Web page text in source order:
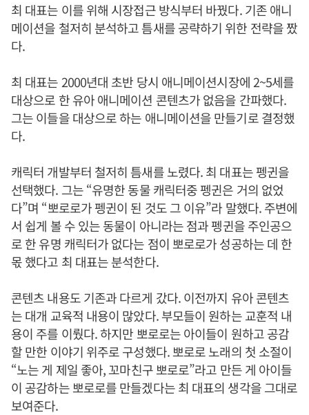
최 대표는 이를 위해 시장접근 방식부터 바꿨다. 기존 애니
메이션을 철저히 분석하고 틈새를 공략하기 위한 전략을 짰
다.
최 대표는 2000년대 초반 당시 애니메이션시장에 2~5세를
대상으로 한 유아 애니메이션 콘텐츠가 없음을 간파했다.
그는 이들을 대상으로 하는 애니메이션을 만들기로 결정했
다.
캐릭터 개발부터 철저히 틈새를 노렸다. 최 대표는 펭귄을
선택했다. 그는 “유명한 동물 캐릭터중 펭귄은 거의 없었
다”며 “뽀로로가 펭귄이 된 것도 그 이유”라 말했다. 주변에
서 쉽게 볼 수 있는 동물이 아니라는 점과 펭귄을 주인공으
로 한 유명 캐릭터가 없다는 점이 뽀로로가 성공하는 데 한
몫 했다고 최 대표는 분석한다.
콘텐츠 내용도 기존과 다르게 갔다. 이전까지 유아 콘텐츠
는 대개 교육적 내용이 많았다. 부모들이 원하는 교훈적 내
용이 주를 이뤘다. 하지만 뽀로로는 아이들이 원하고 공감
할 만한 이야기 위주로 구성했다. 뽀로로 노래의 첫 소절이
“노는 게 제일 좋아, 꼬마친구 뽀로로”라고 만든 게 아이들
이 공감하는 뽀로로를 만들겠다는 최 대표의 생각을 그대로
보여준다.